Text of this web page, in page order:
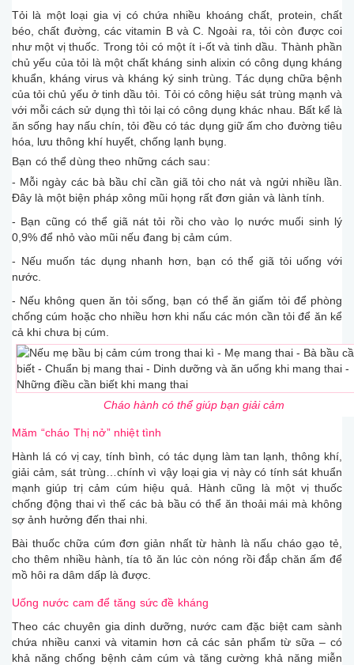
Tỏi là một loại gia vị có chứa nhiều khoáng chất, protein, chất
béo, chất đường, các vitamin B và C. Ngoài ra, tỏi còn được coi
như một vị thuốc. Trong tỏi có một ít i-ốt và tinh dầu. Thành phần
chủ yếu của tỏi là một chất kháng sinh alixin có công dụng kháng
khuẩn, kháng virus và kháng ký sinh trùng. Tác dụng chữa bệnh
của tỏi chủ yếu ở tinh dầu tỏi. Tỏi có công hiệu sát trùng mạnh và
với mỗi cách sử dụng thì tỏi lại có công dụng khác nhau. Bất kể là
ăn sống hay nấu chín, tỏi đều có tác dụng giữ ấm cho đường tiêu
hóa, lưu thông khí huyết, chống lạnh bụng.
Bạn có thể dùng theo những cách sau:
- Mỗi ngày các bà bầu chỉ cần giã tỏi cho nát và ngửi nhiều lần.
Đây là một biện pháp xông mũi họng rất đơn giản và lành tính.
- Bạn cũng có thể giã nát tỏi rồi cho vào lọ nước muối sinh lý
0,9% để nhỏ vào mũi nếu đang bị cảm cúm.
- Nếu muốn tác dụng nhanh hơn, bạn có thể giã tỏi uống với
nước.
- Nếu không quen ăn tỏi sống, bạn có thể ăn giấm tỏi để phòng
chống cúm hoặc cho nhiều hơn khi nấu các món cần tỏi để ăn kể
cả khi chưa bị cúm.
Cháo hành có thể giúp bạn giải cảm
Măm “cháo Thị nở” nhiệt tình
Hành lá có vị cay, tính bình, có tác dụng làm tan lạnh, thông khí,
giải cảm, sát trùng…chính vì vậy loại gia vị này có tính sát khuẩn
mạnh giúp trị cảm cúm hiệu quả. Hành cũng là một vị thuốc
chống động thai vì thế các bà bầu có thể ăn thoải mái mà không
sợ ảnh hưởng đến thai nhi.
Bài thuốc chữa cúm đơn giản nhất từ hành là nấu cháo gạo tẻ,
cho thêm nhiều hành, tía tô ăn lúc còn nóng rồi đắp chăn ấm để
mồ hôi ra dâm dấp là được.
Uống nước cam để tăng sức đề kháng
Theo các chuyên gia dinh dưỡng, nước cam đặc biệt cam sành
chứa nhiều canxi và vitamin hơn cả các sản phẩm từ sữa – có
khả năng chống bệnh cảm cúm và tăng cường khả năng miễn